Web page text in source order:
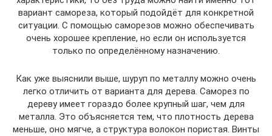
вариант самореза, который подойдёт для конкретной
ситуации. С помощью саморезов можно обеспечивать
очень хорошее крепление, но если он используется
только по определённому назначению.
Как уже выяснили выше, шуруп по металлу можно очень
легко отличить от варианта для дерева. Саморез по
дереву имеет гораздо более крупный шаг, чем для
металла. Это объясняется тем, что плотность дерева
меньше, оно мягче, а структура волокон пористая. Винты